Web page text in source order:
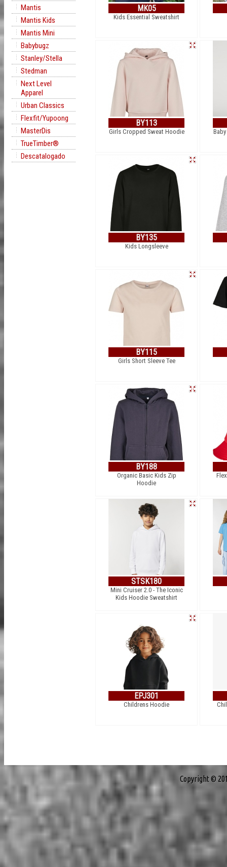
Mantis
Mantis Kids
Mantis Mini
Babybugz
Stanley/Stella
Stedman
Next Level
Apparel
Urban Classics
Flexfit/Yupoong
MasterDis
TrueTimber®
Descatalogado
MK05
Kids Essential Sweatshirt
BY113
Girls Cropped Sweat Hoodie
BY135
Kids Longsleeve
BY115
Girls Short Sleeve Tee
BY188
Organic Basic Kids Zip
Hoodie
STSK180
Mini Cruiser 2.0 - The Iconic
Kids Hoodie Sweatshirt
EPJ301
Childrens Hoodie
Copyright ©